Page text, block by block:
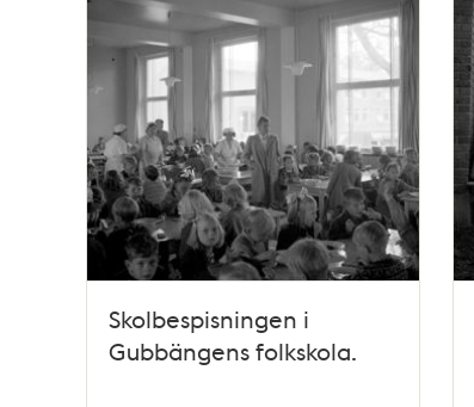
Skolbespisningen i
Gubbängens folkskola.